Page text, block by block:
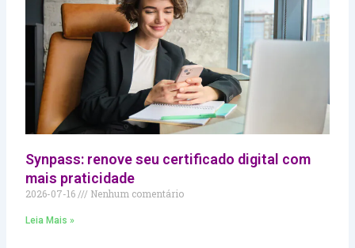
Synpass: renove seu certificado digital com
mais praticidade
2026-07-16 Nenhum comentário
Leia Mais »